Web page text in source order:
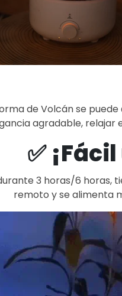
de Volcán se
agradable, relajar
✅ ¡Fácil
3 horas/6 horas,
remoto y se alimenta